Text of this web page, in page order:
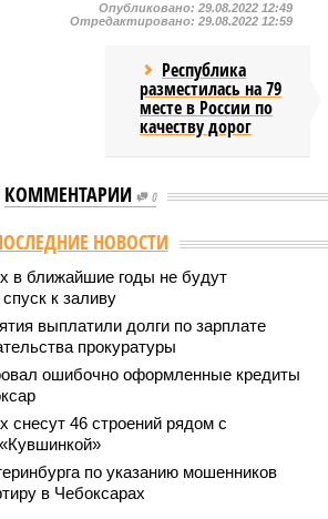
Опубликовано: 29.08.2022 12:49
Отредактировано: 29.08.2022 12:59
Республика
разместилась на 79
месте в России по
качеству дорог
КОММЕНТАРИИ 0
регионе учреждены удостоверения мастеров
удостоверения мастеров спорта по
wikimedia commons/Ilsurikat)